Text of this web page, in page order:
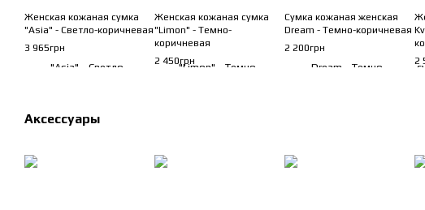
Женская кожаная сумка
"Asia" - Светло-коричневая
3 965грн
Женская кожаная сумка
"Limon" - Темно-
коричневая
2 450грн
Сумка кожаная женская
Dream - Темно-коричневая
2 200грн
2
Аксессуары